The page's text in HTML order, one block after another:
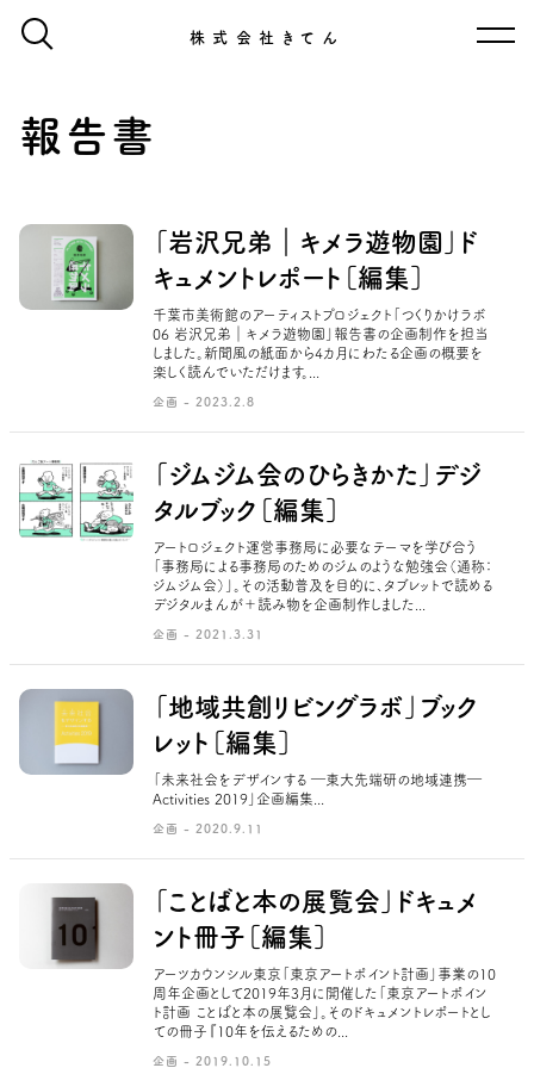
株式会社きてん
報告書
「岩沢兄弟｜キメラ遊物園」ド
キュメントレポート［編集］
千葉市美術館のアーティストプロジェクト「つくりかけラボ
06 岩沢兄弟｜キメラ遊物園」報告書の企画制作を担当
しました。新聞風の紙面から4カ月にわたる企画の概要を
楽しく読んでいただけます。...
企画 - 2023.2.8
「ジムジム会のひらきかた」デジ
タルブック［編集］
アートロジェクト運営事務局に必要なテーマを学び合う
「事務局による事務局のためのジムのような勉強会（通称：
ジムジム会）」。その活動普及を目的に、タブレットで読める
デジタルまんが＋読み物を企画制作しました...
企画 - 2021.3.31
「地域共創リビングラボ」ブック
レット［編集］
「未来社会をデザインする ―東大先端研の地域連携―
Activities 2019」企画編集...
企画 - 2020.9.11
「ことばと本の展覧会」ドキュメ
ント冊子［編集］
アーツカウンシル東京「東京アートポイント計画」事業の10
周年企画として2019年3月に開催した「東京アートポイン
ト計画 ことばと本の展覧会」。そのドキュメントレポートとし
ての冊子『10年を伝えるための...
企画 - 2019.10.15